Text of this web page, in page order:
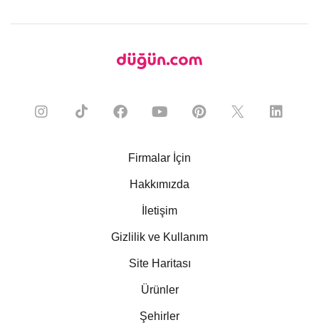
Firmalar İçin
Hakkımızda
İletişim
Gizlilik ve Kullanım
Site Haritası
Ürünler
Şehirler